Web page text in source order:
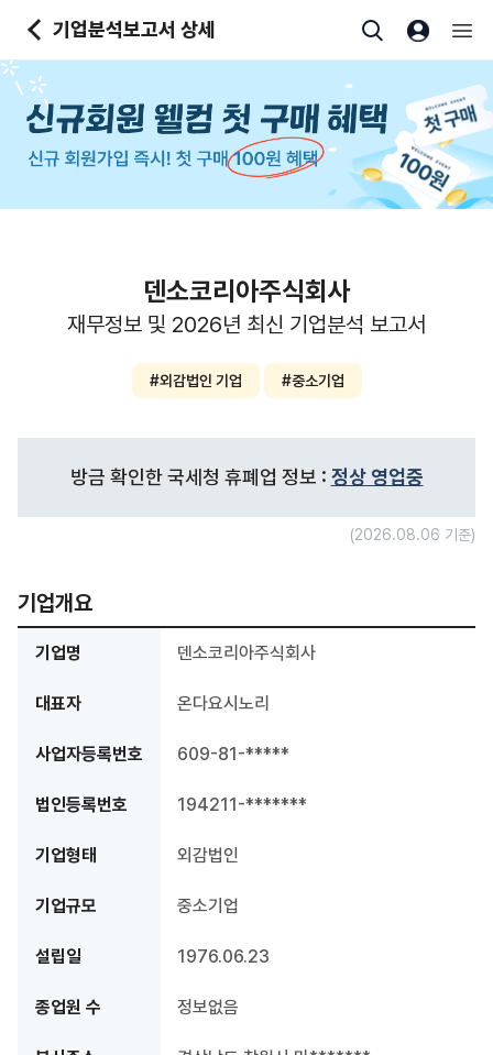
기업분석보고서 상세
덴소코리아주식회사
재무정보 및 2026년 최신 기업분석 보고서
#외감법인 기업 #중소기업
방금 확인한 국세청 휴폐업 정보 : 정상 영업중
(2026.08.06 기준)
기업개요
기업명 덴소코리아주식회사
대표자 온다요시노리
사업자등록번호 609-81-*****
법인등록번호 194211-*******
기업형태 외감법인
기업규모 중소기업
설립일 1976.06.23
종업원 수 정보없음